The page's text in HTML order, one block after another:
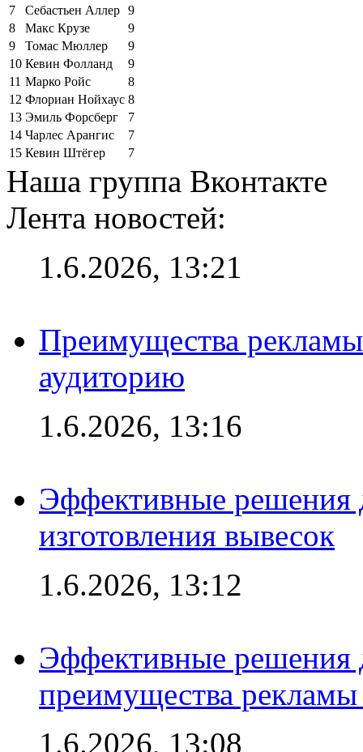
7
Себастьен Аллер 9
8
Макс Крузе
9
9
Томас Мюллер
9
10 Кевин Фолланд
9
11 Марко Ройс
8
12 Флориан Нойхаус 8
13 Эмиль Форсберг
7
14 Чарлес Арангис
7
15 Кевин Штёгер 7
Наша группа Вконтакте
Лента новостей:
1.6.2026, 13:21
Преимущества
аудиторию
1.6.2026, 13:16
Эффективные решения
изготовления вывесок
1.6.2026, 13:12
Эффективные решения
преимущества рекламы
1.6.2026, 13:08